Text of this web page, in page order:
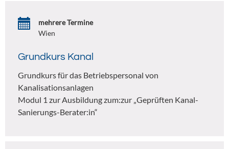
mehrere Termine
Wien
Grundkurs Kanal
Grundkurs für das Betriebspersonal von
Kanalisationsanlagen
Modul 1 zur Ausbildung zum:zur „Geprüften Kanal-
Sanierungs-Berater:in“